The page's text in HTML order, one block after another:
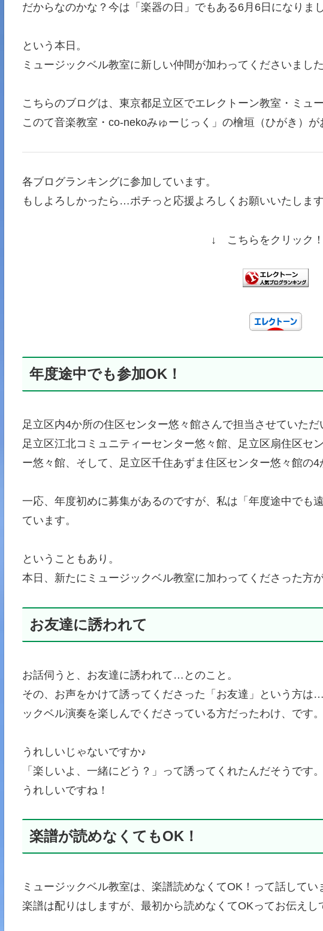
だからなのかな？今は「楽器の日」でもある6月6日になりまし
という本日。
ミュージックベル教室に新しい仲間が加わってくださいまし
こちらのブログは、東京都足立区でエレクトーン教室・ミュ
このて音楽教室・co-nekoみゅーじっく」の檜垣（ひがき）が
各ブログランキングに参加しています。
もしよろしかったら…ポチっと応援よろしくお願いいたしま
↓ こちらをクリック
年度途中でも参加OK！
足立区内4か所の住区センター悠々館さんで担当させていただ
足立区江北コミュニティーセンター悠々館、足立区扇住区セ
ー悠々館、そして、足立区千住あずま住区センター悠々館の4
一応、年度初めに募集があるのですが、私は「年度途中でも
ています。
ということもあり。
本日、新たにミュージックベル教室に加わってくださった方
お友達に誘われて
お話伺うと、お友達に誘われて…とのこと。
その、お声をかけて誘ってくださった「お友達」という方は
ックベル演奏を楽しんでくださっている方だったわけ、です。
うれしいじゃないですか♪
「楽しいよ、一緒にどう？」って誘ってくれたんだそうです。
うれしいですね！
楽譜が読めなくてもOK！
ミュージックベル教室は、楽譜読めなくてOK！って話してい
楽譜は配りはしますが、最初から読めなくてOKってお伝えし